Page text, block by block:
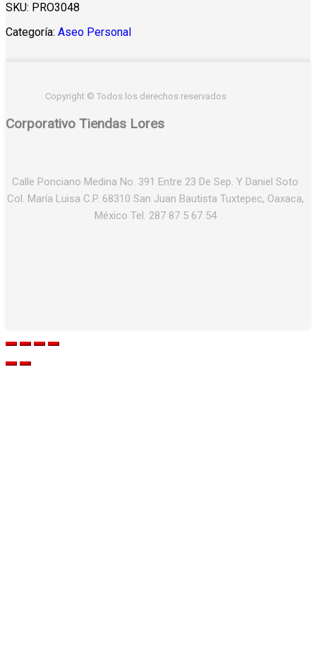
SKU: PRO3048
Categoría: Aseo Personal
Copyright © Todos los derechos reservados
Corporativo Tiendas Lores
Calle Ponciano Medina No. 391 Entre 23 De Sep. Y Daniel Soto
Col. María Luisa C.P. 68310 San Juan Bautista Tuxtepec, Oaxaca,
México Tel. 287 87 5 67 54